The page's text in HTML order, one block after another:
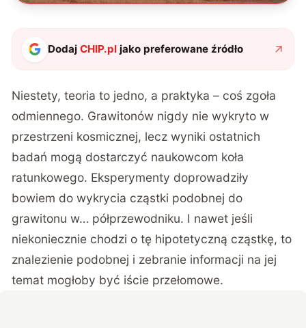
DodajCHIP.pl jako preferowane źródło
Niestety, teoria to jedno, a praktyka – coś zgoła
odmiennego. Grawitonów nigdy nie wykryto w
przestrzeni kosmicznej, lecz wyniki ostatnich
badań mogą dostarczyć naukowcom koła
ratunkowego. Eksperymenty doprowadziły
bowiem do wykrycia cząstki podobnej do
grawitonu w… półprzewodniku. I nawet jeśli
niekoniecznie chodzi o tę hipotetyczną cząstkę, to
znalezienie podobnej i zebranie informacji na jej
temat mogłoby być iście przełomowe.